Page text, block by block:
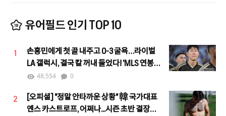
유어필드 인기 TOP 10
1
손흥민에게 첫 골 내주고 0-3 굴욕…라이벌
LA 갤럭시, 결국 칼 꺼내 들었다! 'MLS 연봉
4위' 로사노 영입 임박
48,554 0
2
[오피셜] "정말 안타까운 상황" 韓 국가대표
옌스 카스트로프, 어쩌나...시즌 초반 결장